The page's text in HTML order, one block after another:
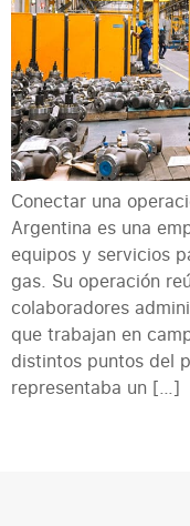
Conectar una
Argentina es una
equipos y servicios
gas. Su operación
colaboradores
que trabajan en
distintos puntos del
representaba un […]